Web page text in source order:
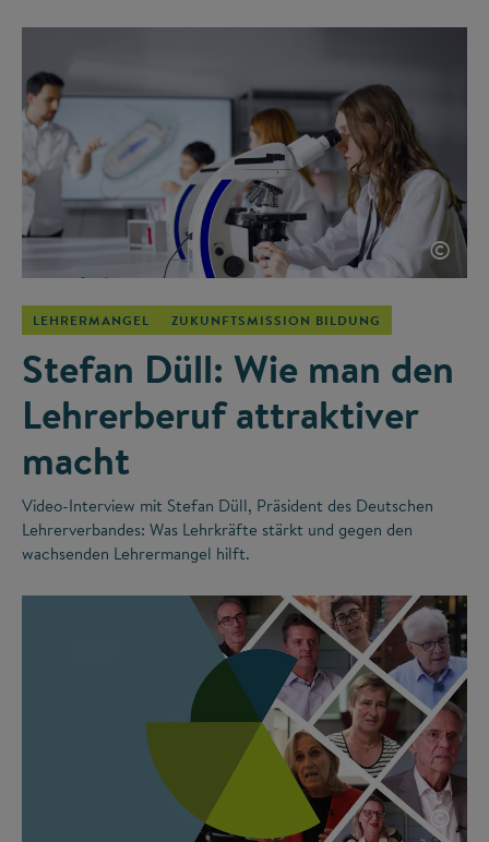
©
LEHRERMANGEL ZUKUNFTSMISSION BILDUNG
Stefan Düll: Wie man den
Lehrerberuf attraktiver
macht
Video-Interview mit Stefan Düll, Präsident des Deutschen
Lehrerverbandes: Was Lehrkräfte stärkt und gegen den
wachsenden Lehrermangel hilft.
©